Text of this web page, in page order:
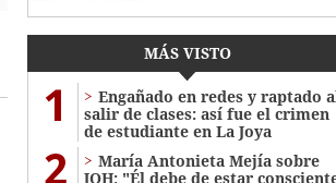
MÁS VISTO
1
Engañado en redes y raptado
salir de clases: así fue el crimen
de estudiante en La Joya
2
María Antonieta Mejía sobre
JOH: "Él debe de estar